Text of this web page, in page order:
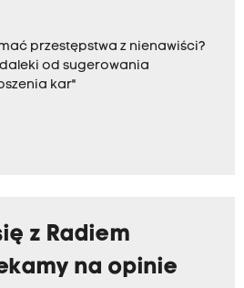
przestępstwa z nienawiści?
daleki od sugerowania
kar"
z Radiem
na opinie